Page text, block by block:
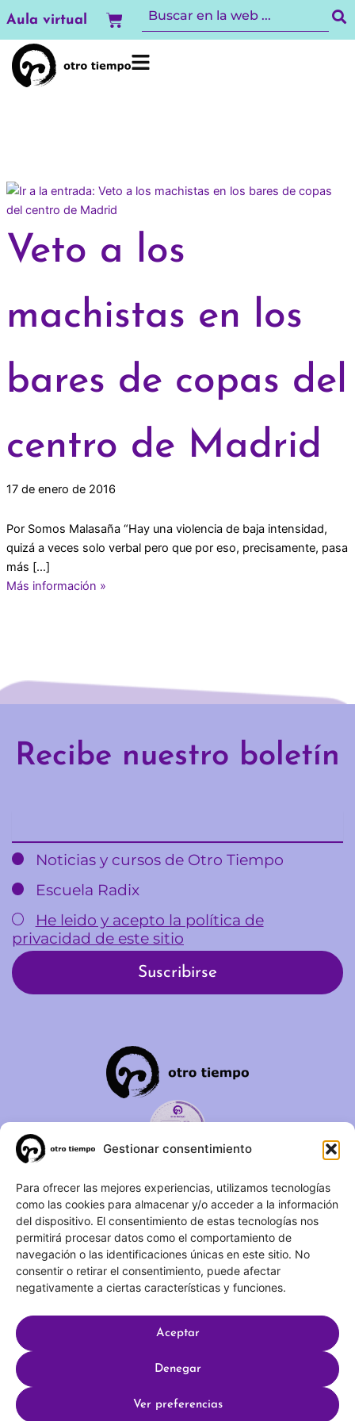
Gestionar consentimiento
Para ofrecer las mejores experiencias, utilizamos tecnologías
como las cookies para almacenar y/o acceder a la información
del dispositivo. El consentimiento de estas tecnologías nos
permitirá procesar datos como el comportamiento de
navegación o las identificaciones únicas en este sitio. No
consentir o retirar el consentimiento, puede afectar
negativamente a ciertas características y funciones.
Aceptar
Denegar
Ver preferencias
al
contenido
Aula virtual Carrito
Veto a los
machistas en los
bares de copas del
centro de Madrid
17 de enero de 2016
Por Somos Malasaña “Hay una violencia de baja intensidad,
quizá a veces solo verbal pero que por eso, precisamente, pasa
más […]
Más información »
Recibe nuestro boletín
Noticias y cursos de Otro Tiempo
Escuela Radix
He leido y acepto la política de
privacidad de este sitio
C/ Duque de Fernán Núñez,
2 – 1ºA 28012 – Madrid
(+34) 623 183 283
info@otrotiempo.org
Hecho con por SocialCo © 2025 Otro Tiempo
Política de privacidad